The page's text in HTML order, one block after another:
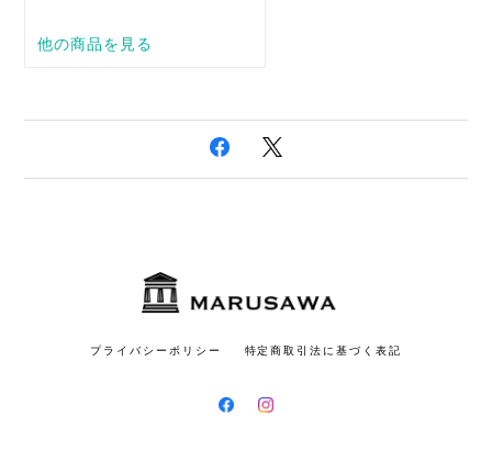
プライバシーポリシー 特定商取引法に基づく表記